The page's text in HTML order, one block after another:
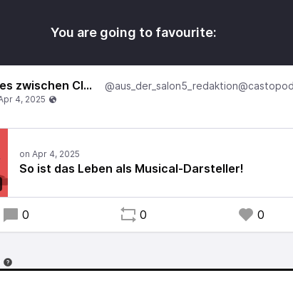
You are going to favourite:
Alles zwischen Club und Museum
So ist das Leben als Musical-Darsteller!
0 0 0